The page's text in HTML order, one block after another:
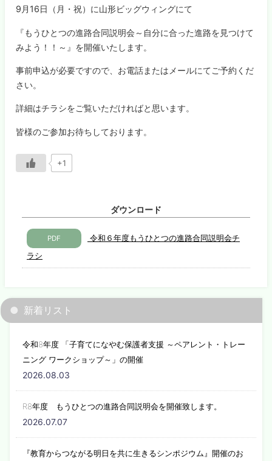
9月16日（月・祝）に山形ビッグウィングにて
『もうひとつの進路合同説明会～自分に合った進路を見つけて
みよう！！～』を開催いたします。
事前申込が必要ですので、お電話またはメールにてご予約くだ
さい。
詳細はチラシをご覧いただければと思います。
皆様のご参加お待ちしております。
+1
ダウンロード
PDF
令和６年度もうひとつの進路合同説明会チ
ラシ
新着リスト
令和8年度 「子育てになやむ保護者支援 ～ペアレント・トレー
ニング ワークショップ～」の開催
2026.08.03
R8年度 もうひとつの進路合同説明会を開催致します。
2026.07.07
『教育からつながる明日を共に生きるシンポジウム』開催のお